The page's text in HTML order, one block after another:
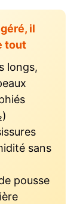
il
tout
longs,
sans
pousse